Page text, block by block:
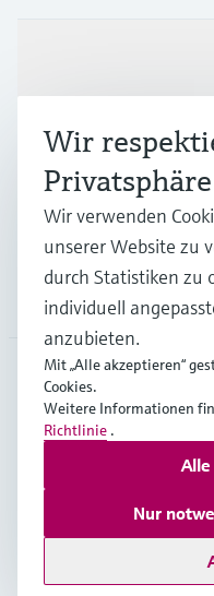
Branchen
Support
Unternehmen
GLB•Deutsch
Copyright ©
Rechtliches – AGB
Wir
Privatsphäre
Wir verwenden
unserer Website zu
durch Statistiken zu
individuell
anzubieten.
Mit „Alle akzeptieren“
Cookies.
Weitere Informationen
Richtlinie .
Nur